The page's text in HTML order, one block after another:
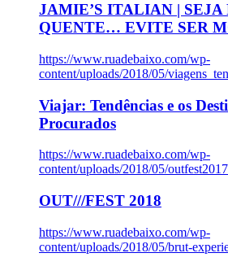
JAMIE’S ITALIAN | SEJA
QUENTE… EVITE SER
https://www.ruadebaixo.com/wp-
content/uploads/2018/05/
Viajar: Tendências e os
Procurados
https://www.ruadebaixo.com/wp-
content/uploads/2018/05/
OUT///FEST 2018
https://www.ruadebaixo.com/wp-
content/uploads/2018/05/brut-